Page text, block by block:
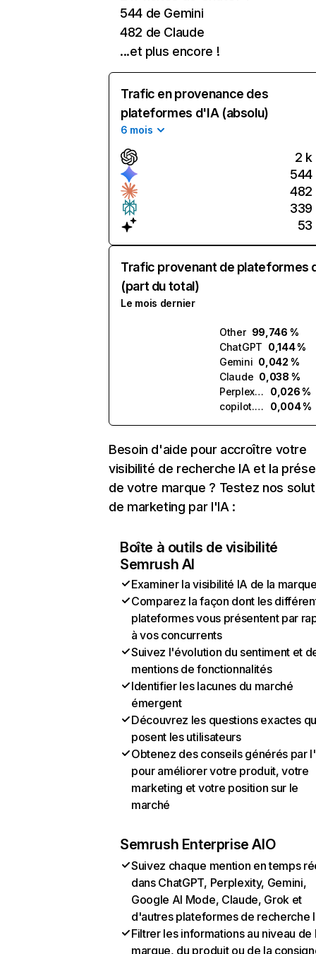
544 de Gemini
482 de Claude
...et plus encore !
Trafic en provenance des
plateformes d'IA (absolu)
6 mois
2 k
544
482
339
53
Trafic provenant de plateformes
(part du total)
Le mois dernier
Other 99,746 %
ChatGPT 0,144 %
Gemini 0,042 %
Claude 0,038 %
Perplexity
0,026 %
copilot.microsoft.com
0,004 %
Besoin d'aide pour accroître votre
visibilité de recherche IA et la
de votre marque ? Testez nos
de marketing par l'IA :
Boîte à outils de visibilité
Semrush AI
Examiner la visibilité IA de la
Comparez la façon dont les
plateformes vous présentent par
à vos concurrents
Suivez l'évolution du sentiment et
mentions de fonctionnalités
Identifier les lacunes du marché
émergent
Découvrez les questions exactes
posent les utilisateurs
Obtenez des conseils générés par
pour améliorer votre produit, votre
marketing et votre position sur le
marché
Semrush Enterprise AIO
Suivez chaque mention en temps
dans ChatGPT, Perplexity, Gemini,
Google AI Mode, Claude, Grok et
d'autres plateformes de recherche
Filtrer les informations au niveau de
marque, du produit ou de la